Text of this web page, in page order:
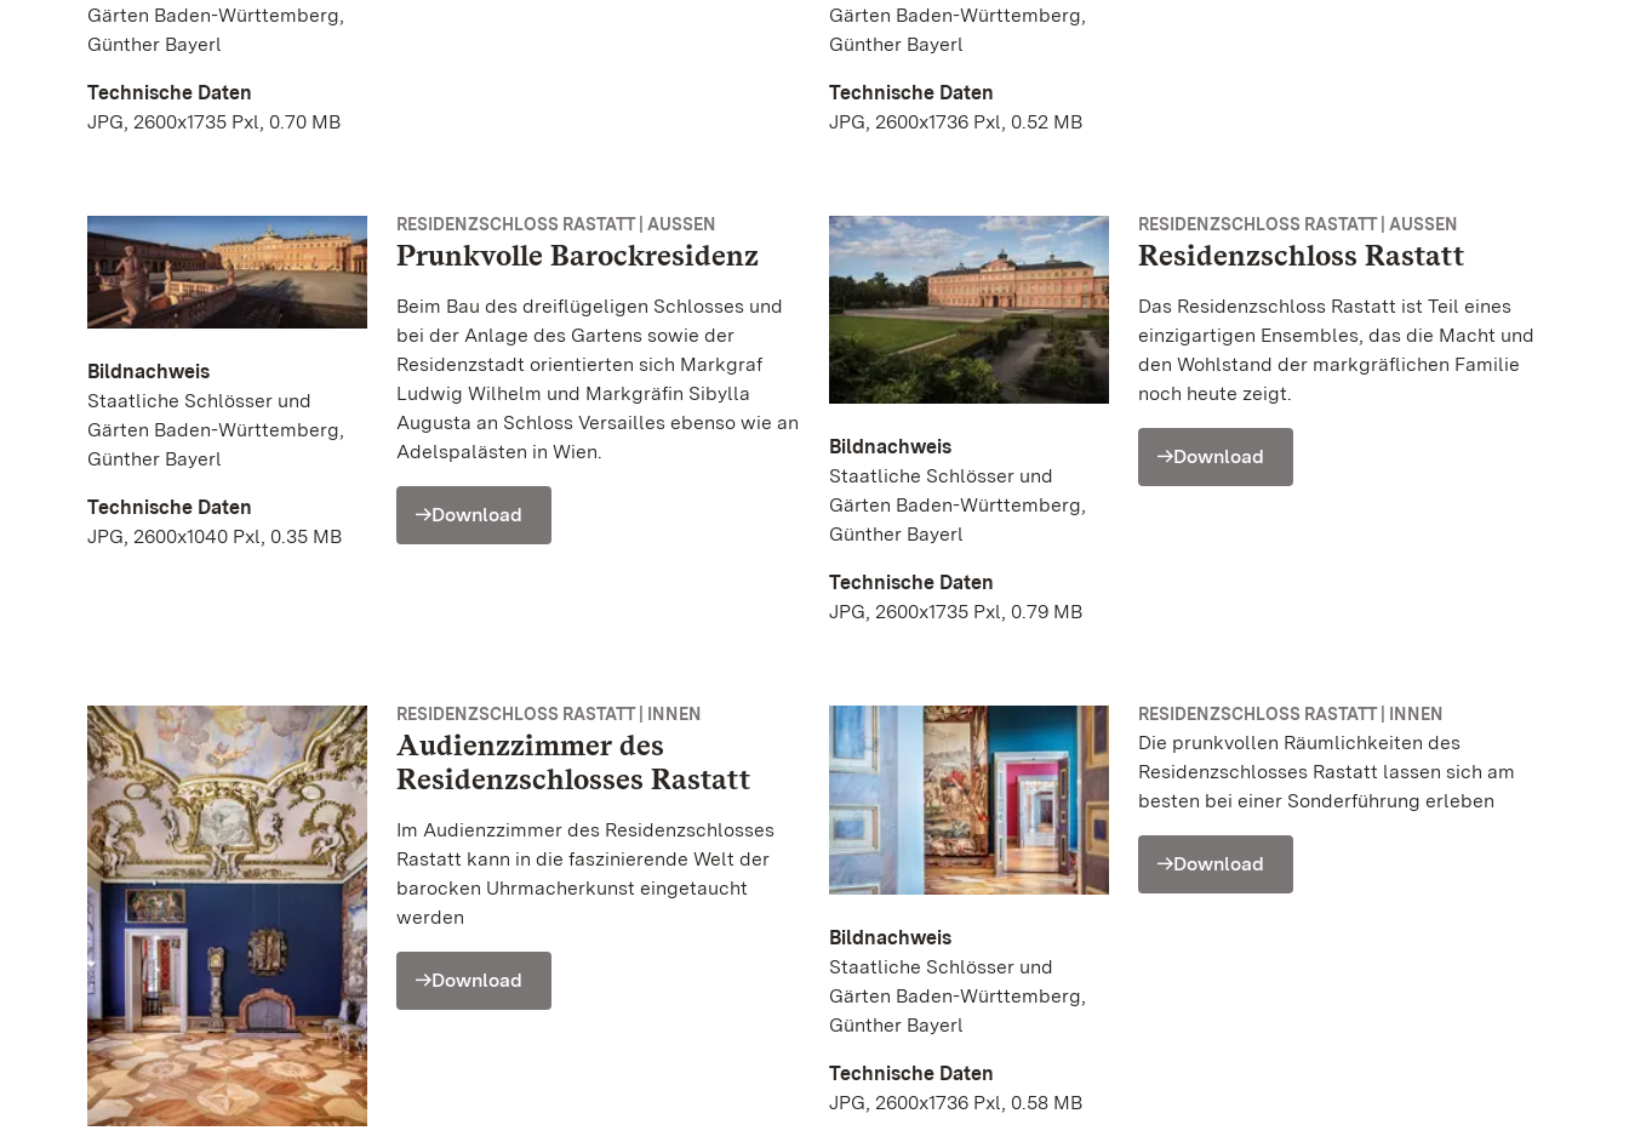
Gärten Baden-Württemberg,
Günther Bayerl
Technische Daten
JPG, 2600x1735 Pxl, 0.70 MB
Gärten Baden-Württemberg,
Günther Bayerl
Technische Daten
JPG, 2600x1736 Pxl, 0.52 MB
Bildnachweis
Staatliche Schlösser und
Gärten Baden-Württemberg,
Günther Bayerl
Technische Daten
JPG, 2600x1040 Pxl, 0.35 MB
RESIDENZSCHLOSS RASTATT | AUSSEN
Prunkvolle Barockresidenz
Beim Bau des dreiflügeligen Schlosses und
bei der Anlage des Gartens sowie der
Residenzstadt orientierten sich Markgraf
Ludwig Wilhelm und Markgräfin Sibylla
Augusta an Schloss Versailles ebenso wie an
Adelspalästen in Wien.
Download
Bildnachweis
Staatliche Schlösser und
Gärten Baden-Württemberg,
Günther Bayerl
Technische Daten
JPG, 2600x1735 Pxl, 0.79 MB
RESIDENZSCHLOSS RASTATT | AUSSEN
Residenzschloss Rastatt
Das Residenzschloss Rastatt ist Teil eines
einzigartigen Ensembles, das die Macht und
den Wohlstand der markgräflichen Familie
noch heute zeigt.
Download
RESIDENZSCHLOSS RASTATT | INNEN
Audienzzimmer des
Residenzschlosses Rastatt
Im Audienzzimmer des Residenzschlosses
Rastatt kann in die faszinierende Welt der
barocken Uhrmacherkunst eingetaucht
werden
Download
Bildnachweis
Staatliche Schlösser und
Gärten Baden-Württemberg,
Günther Bayerl
Technische Daten
JPG, 2600x1736 Pxl, 0.58 MB
RESIDENZSCHLOSS RASTATT | INNEN
Die prunkvollen Räumlichkeiten des
Residenzschlosses Rastatt lassen sich am
besten bei einer Sonderführung erleben
Download